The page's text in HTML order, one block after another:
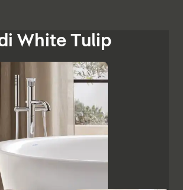
White Tulip